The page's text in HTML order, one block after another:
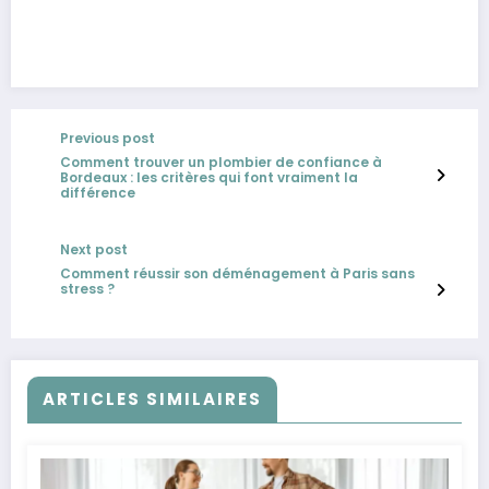
Previous post
Comment trouver un plombier de confiance à
Bordeaux : les critères qui font vraiment la
différence
Next post
Comment réussir son déménagement à Paris sans
stress ?
ARTICLES SIMILAIRES